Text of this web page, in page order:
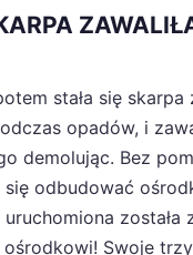
stała się skarpa
opadów, i
demolując. Bez
odbudować
została
ośrodkowi! Swoje